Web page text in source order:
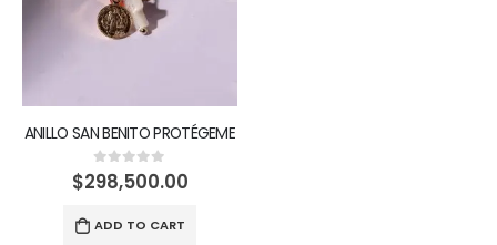
ANILLO SAN BENITO PROTÉGEME
0out of 5
$298,500.00
ADD TO CART